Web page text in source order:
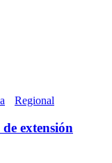
Regional
extensión